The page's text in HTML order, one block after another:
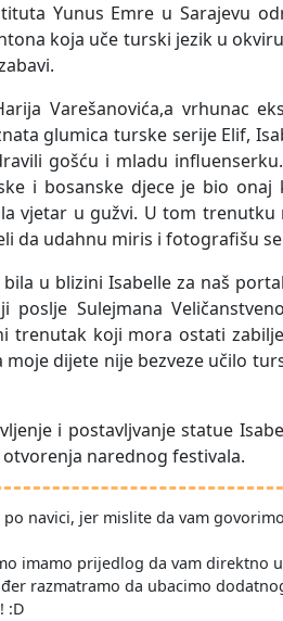
Yunus Emre u Sarajevu
koja uče turski jezik u
Varešanovića,a vrhunac
glumica turske serije Elif,
gošću i mladu
i bosanske djece je bio onaj
vjetar u gužvi. U tom
da udahnu miris i fotografišu
u blizini Isabelle za naš
Sulejmana
trenutak koji mora ostati
moje dijete nije bezveze učilo
i postavljvanje statue
narednog festivala.
navici, jer mislite da vam
imamo prijedlog da vam direktno
razmatramo da ubacimo
:D